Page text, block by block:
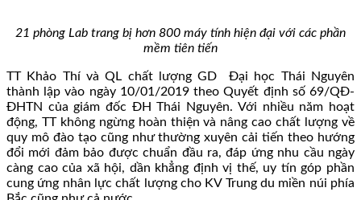
21 phòng Lab trang bị hơn 800 máy tính hiện đại với các phần
mềm tiên tiến
TT Khảo Thí và QL chất lượng GD Đại học Thái Nguyên
thành lập vào ngày 10/01/2019 theo Quyết định số 69/QĐ-
ĐHTN của giám đốc ĐH Thái Nguyên. Với nhiều năm hoạt
động, TT không ngừng hoàn thiện và nâng cao chất lượng về
quy mô đào tạo cũng như thường xuyên cải tiến theo hướng
đổi mới đảm bảo được chuẩn đầu ra, đáp ứng nhu cầu ngày
càng cao của xã hội, dần khẳng định vị thế, uy tín góp phần
cung ứng nhân lực chất lượng cho KV Trung du miền núi phía